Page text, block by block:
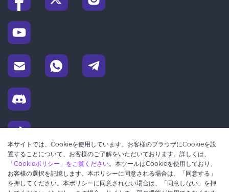
本サイトでは、Cookieを使用しています。お客様のブラウザにCookieを設
置することについて、お客様のご了解をいただいております。詳しくは、
「Cookieポリシー」をご覧ください。本ツールはCookieを使用しており、
お客様の選択を記憶します。本ポリシーに同意される場合は、「同意する」
を押してください。本ポリシーに同意されない場合は、「同意しない」を押